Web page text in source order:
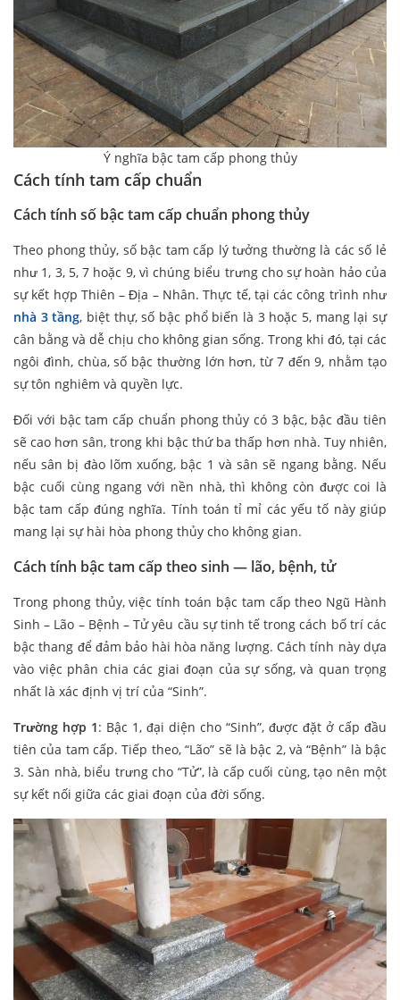
Ý nghĩa bậc tam cấp phong thủy
Cách tính tam cấp chuẩn
Cách tính số bậc tam cấp chuẩn phong thủy
Theo phong thủy, số bậc tam cấp lý tưởng thường là các số lẻ
như 1, 3, 5, 7 hoặc 9, vì chúng biểu trưng cho sự hoàn hảo của
sự kết hợp Thiên – Địa – Nhân. Thực tế, tại các công trình như
nhà 3 tầng, biệt thự, số bậc phổ biến là 3 hoặc 5, mang lại sự
cân bằng và dễ chịu cho không gian sống. Trong khi đó, tại các
ngôi đình, chùa, số bậc thường lớn hơn, từ 7 đến 9, nhằm tạo
sự tôn nghiêm và quyền lực.
Đối với bậc tam cấp chuẩn phong thủy có 3 bậc, bậc đầu tiên
sẽ cao hơn sân, trong khi bậc thứ ba thấp hơn nhà. Tuy nhiên,
nếu sân bị đào lõm xuống, bậc 1 và sân sẽ ngang bằng. Nếu
bậc cuối cùng ngang với nền nhà, thì không còn được coi là
bậc tam cấp đúng nghĩa. Tính toán tỉ mỉ các yếu tố này giúp
mang lại sự hài hòa phong thủy cho không gian.
Cách tính bậc tam cấp theo sinh — lão, bệnh, tử
Trong phong thủy, việc tính toán bậc tam cấp theo Ngũ Hành
Sinh – Lão – Bệnh – Tử yêu cầu sự tinh tế trong cách bố trí các
bậc thang để đảm bảo hài hòa năng lượng. Cách tính này dựa
vào việc phân chia các giai đoạn của sự sống, và quan trọng
nhất là xác định vị trí của “Sinh”.
Trường hợp 1: Bậc 1, đại diện cho “Sinh”, được đặt ở cấp đầu
tiên của tam cấp. Tiếp theo, “Lão” sẽ là bậc 2, và “Bệnh” là bậc
3. Sàn nhà, biểu trưng cho “Tử”, là cấp cuối cùng, tạo nên một
sự kết nối giữa các giai đoạn của đời sống.